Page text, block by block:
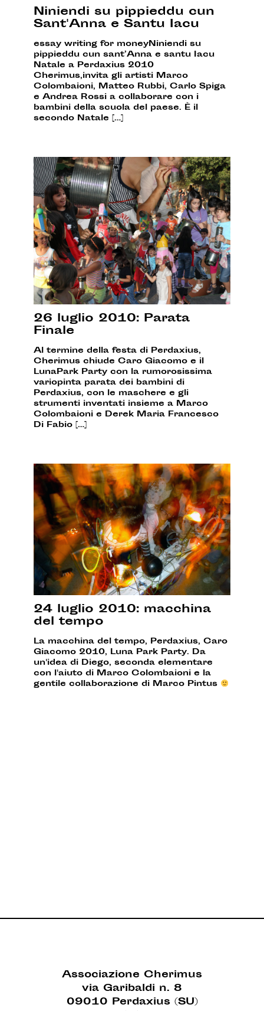
Niniendi su pippieddu cun
Sant'Anna e Santu Iacu
essay writing for moneyNiniendi su
pippieddu cun sant’Anna e santu Iacu
Natale a Perdaxius 2010
Cherimus,invita gli artisti Marco
Colombaioni, Matteo Rubbi, Carlo Spiga
e Andrea Rossi a collaborare con i
bambini della scuola del paese. È il
secondo Natale […]
26 luglio 2010: Parata
Finale
Al termine della festa di Perdaxius,
Cherimus chiude Caro Giacomo e il
LunaPark Party con la rumorosissima
variopinta parata dei bambini di
Perdaxius, con le maschere e gli
strumenti inventati insieme a Marco
Colombaioni e Derek Maria Francesco
Di Fabio […]
24 luglio 2010: macchina
del tempo
La macchina del tempo, Perdaxius, Caro
Giacomo 2010, Luna Park Party. Da
un'idea di Diego, seconda elementare
con l'aiuto di Marco Colombaioni e la
gentile collaborazione di Marco Pintus
Associazione Cherimus
via Garibaldi n. 8
09010 Perdaxius (SU)